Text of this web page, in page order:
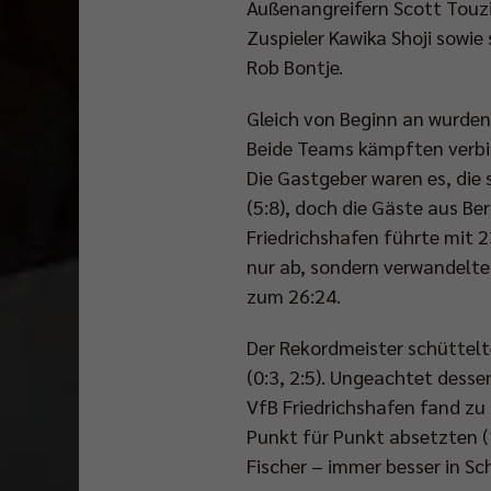
Außenangreifern Scott
Zuspieler Kawika Shoji
Rob Bontje.
Gleich von Beginn an
Beide Teams kämpften
Die Gastgeber waren es,
(5:8), doch die Gäste aus
Friedrichshafen führte mit
nur ab, sondern
zum 26:24.
Der Rekordmeister
(0:3, 2:5). Ungeachtet
VfB Friedrichshafen fand zu
Punkt für Punkt absetzten
Fischer – immer besser in